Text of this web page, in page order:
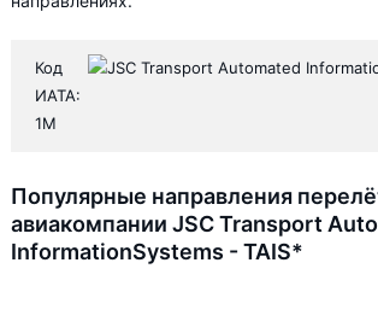
Код
ИАТА:
1M
Популярные направления
авиакомпании JSC Transport
InformationSystems - TAIS*